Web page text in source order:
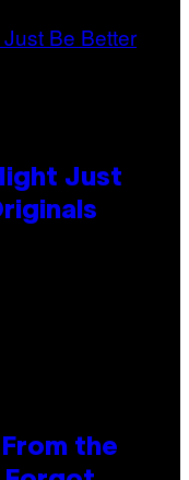
Just
the